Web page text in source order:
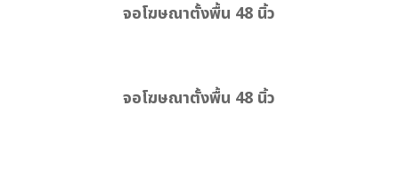
จอโฆษณาตั้งพื้น 48 นิ้ว
จอโฆษณาตั้งพื้น 48 นิ้ว